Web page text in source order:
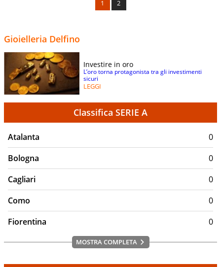
1 2
Gioielleria Delfino
Investire in oro
L’oro torna protagonista tra gli investimenti
sicuri
LEGGI
Classifica SERIE A
Atalanta
0
Bologna
0
Cagliari
0
Como
0
Fiorentina
0
MOSTRA COMPLETA